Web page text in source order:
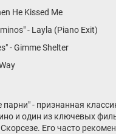
He Kissed Me
- Layla (Piano Exit)
- Gimme Shelter
- признанная
и один из ключевых
Его часто